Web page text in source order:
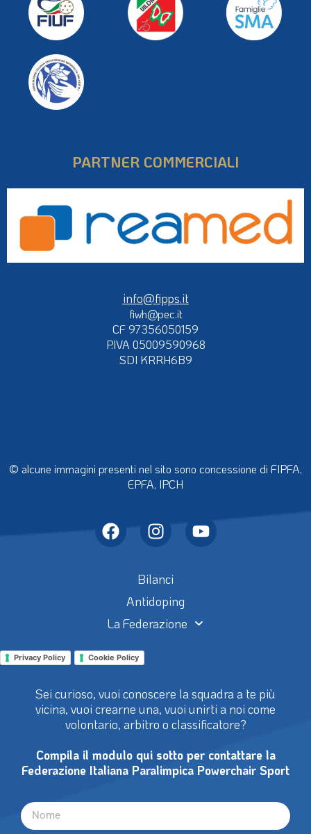
PARTNER COMMERCIALI
info@fipps.it
fiwh@pec.it
CF 97356050159
P.IVA 05009590968
SDI KRRH6B9
© alcune immagini presenti nel sito sono concessione di FIPFA,
EPFA, IPCH
Bilanci
Antidoping
La Federazione
Privacy Policy Cookie Policy
Sei curioso, vuoi conoscere la squadra a te più
vicina, vuoi crearne una, vuoi unirti a noi come
volontario, arbitro o classificatore?
Compila il modulo qui sotto per contattare la
Federazione Italiana Paralimpica Powerchair Sport